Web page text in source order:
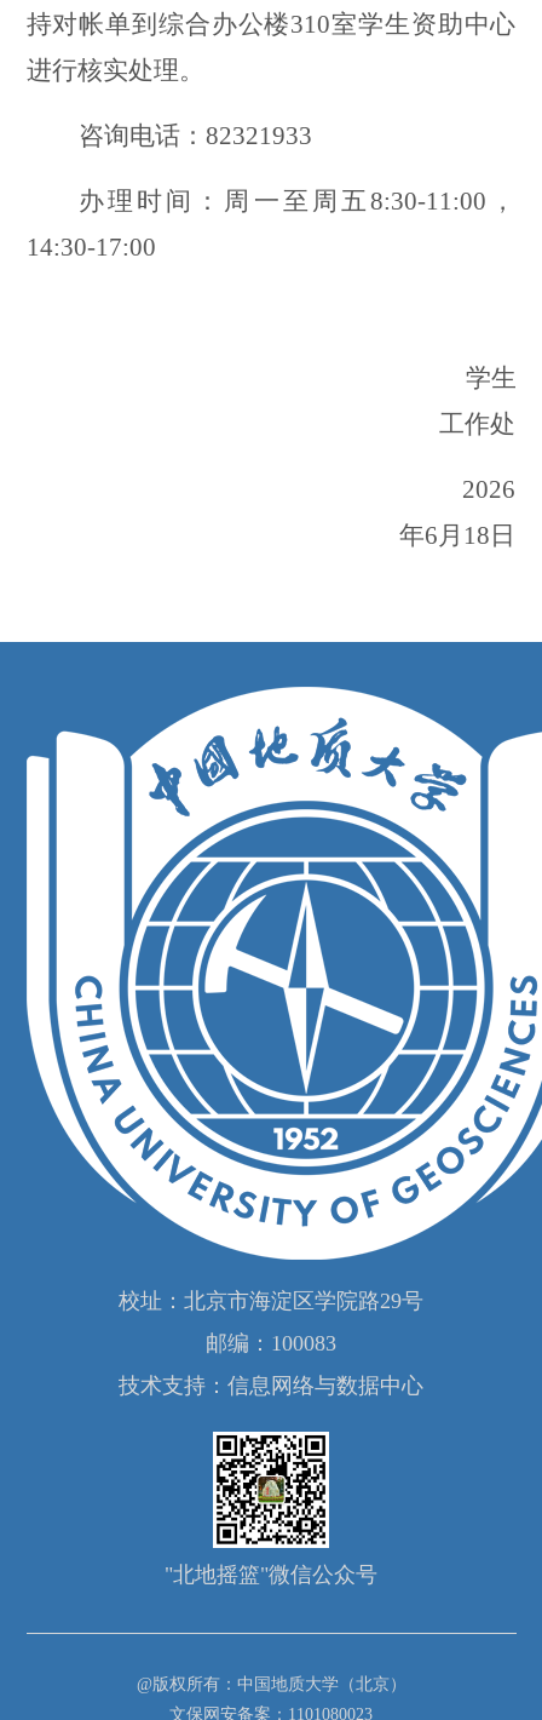
持对帐单到综合办公楼310室学生资助中心
进行核实处理。
咨询电话： 82321933
办理时间：周一至周五8:30-11:00 ，
14:30-17:00
学生
工作处
2026
年6月 18 日
校址：北京市海淀区学院路29号
邮编：100083
技术支持：信息网络与数据中心
"北地摇篮"微信公众号
@版权所有：中国地质大学（北京）
文保网安备案：1101080023